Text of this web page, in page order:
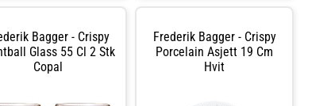
Bagger - Crispy
Glass 55 Cl 2 Stk
Copal
Frederik Bagger - Crispy
Porcelain Asjett 19 Cm
Hvit